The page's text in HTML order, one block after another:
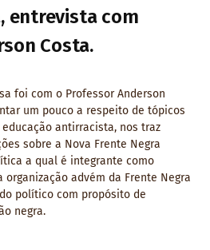
entrevista com
Costa.
foi com o Professor Anderson
um pouco a respeito de tópicos
antirracista, nos traz
sobre a Nova Frente Negra
a qual é integrante como
advém da Frente Negra
político com propósito de
negra.